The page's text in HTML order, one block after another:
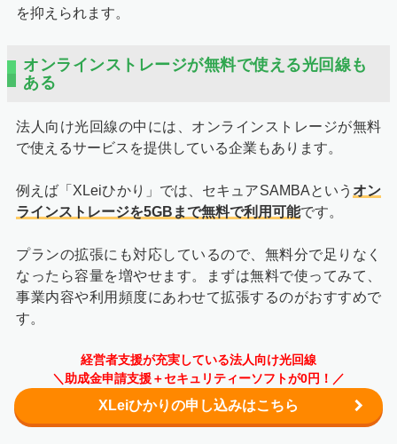
を抑えられます。
オンラインストレージが無料で使える光回線も
ある
法人向け光回線の中には、オンラインストレージが無料
で使えるサービスを提供している企業もあります。
例えば「XLeiひかり」では、セキュアSAMBAという オン
ラインストレージを5GBまで無料で利用可能です。
プランの拡張にも対応しているので、無料分で足りなく
なったら容量を増やせます。まずは無料で使ってみて、
事業内容や利用頻度にあわせて拡張するのがおすすめで
す。
経営者支援が充実している法人向け光回線
＼助成金申請支援＋セキュリティーソフトが0円！／
XLeiひかりの申し込みはこちら